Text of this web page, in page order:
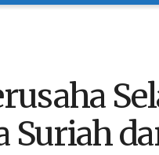
Suriah